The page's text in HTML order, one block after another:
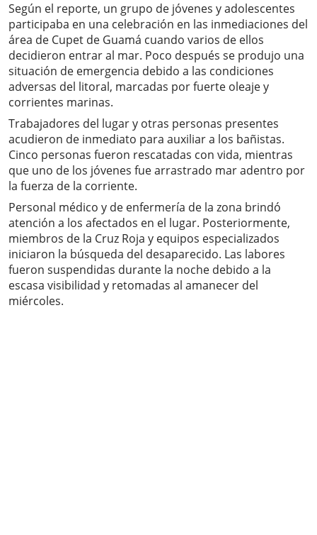
Según el reporte, un grupo de jóvenes y adolescentes
participaba en una celebración en las inmediaciones del
área de Cupet de Guamá cuando varios de ellos
decidieron entrar al mar. Poco después se produjo una
situación de emergencia debido a las condiciones
adversas del litoral, marcadas por fuerte oleaje y
corrientes marinas.
Trabajadores del lugar y otras personas presentes
acudieron de inmediato para auxiliar a los bañistas.
Cinco personas fueron rescatadas con vida, mientras
que uno de los jóvenes fue arrastrado mar adentro por
la fuerza de la corriente.
Personal médico y de enfermería de la zona brindó
atención a los afectados en el lugar. Posteriormente,
miembros de la Cruz Roja y equipos especializados
iniciaron la búsqueda del desaparecido. Las labores
fueron suspendidas durante la noche debido a la
escasa visibilidad y retomadas al amanecer del
miércoles.